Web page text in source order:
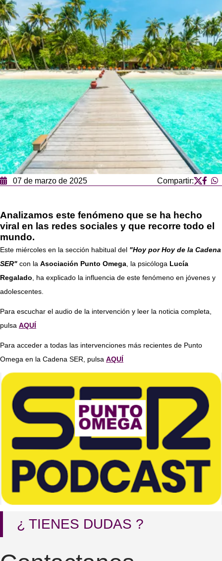
07 de marzo de 2025 Compartir:
Analizamos este fenómeno que se ha hecho
viral en las redes sociales y que recorre todo el
mundo.
Este miércoles en la sección habitual del "Hoy por Hoy de la Cadena
SER" con la Asociación Punto Omega , la psicóloga Lucía
Regalado , ha explicado la influencia de este fenómeno en jóvenes y
adolescentes.
Para escuchar el audio de la intervención y leer la noticia completa,
pulsa AQUÍ
Para acceder a todas las intervenciones más recientes de Punto
Omega en la Cadena SER, pulsa AQUÍ
¿ TIENES DUDAS ?